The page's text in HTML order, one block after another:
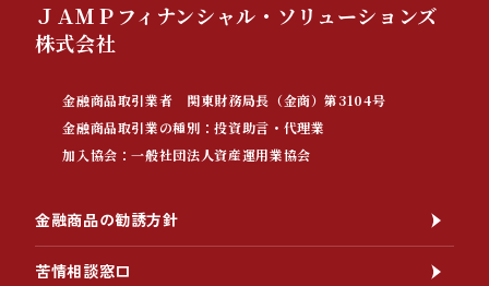
ＪＡＭＰフィナンシャル・ソリューションズ
株式会社
金融商品取引業者 関東財務局長（金商）第3104号
金融商品取引業の種別：投資助言・代理業
加入協会：一般社団法人資産運用業協会
金融商品の勧誘方針
苦情相談窓口